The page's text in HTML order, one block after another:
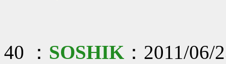
40 ： SOSHIK ：2011/